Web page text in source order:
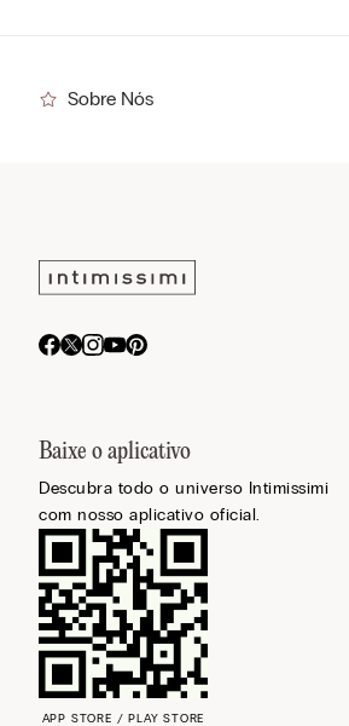
Sobre Nós
Baixe o aplicativo
Descubra todo o universo Intimissimi
com nosso aplicativo oficial.
APP STORE / PLAY STORE